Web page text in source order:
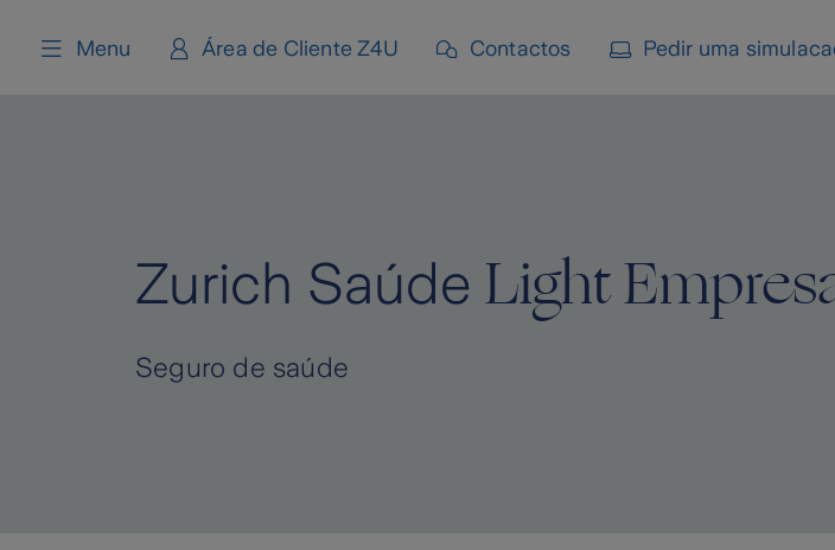
Menu Área de Cliente Z4U Contactos Pedir uma
Zurich Saúde Light
Seguro de saúde